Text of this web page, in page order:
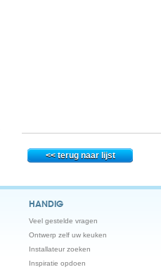
HANDIG
Veel gestelde vragen
Ontwerp zelf uw keuken
Installateur zoeken
Inspiratie opdoen